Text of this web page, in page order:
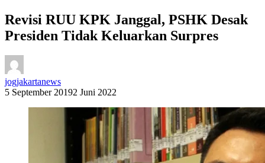
Revisi RUU KPK Janggal, PSHK Desak
Presiden Tidak Keluarkan Surpres
jogjakartanews
5 September 20192 Juni 2022